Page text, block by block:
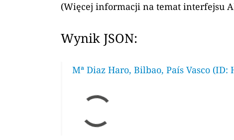
(Więcej informacji na temat interfejsu
Wynik JSON:
Mª Diaz Haro, Bilbao, País Vasco (ID: